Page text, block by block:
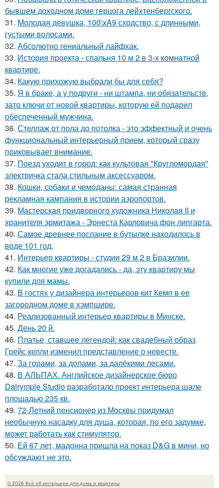
бывшем доходном доме герцога лейхтенбергского.
31. Молодая девушка, 100\xA9 сходство, с длинными,
густыми волосами.
32. Абсолютно гениальный лайфхак.
33. История проекта - спальня 10 м 2 в 3-х комнатной
квартире.
34. Какую прихожую выбрали бы для себя?
35. Я в браке, а у подруги - ни штампа, ни обязательств,
зато ключи от новой квартиры, которую ей подарил
обеспеченный мужчина.
36. Стеллаж от пола до потолка - это эффектный и очень
функциональный интерьерный прием, который сразу
приковывает внимание.
37. Поезд уходит в город: как культовая "Кругломордая"
электричка стала стильным аксессуаром.
38. Кошки, собаки и чемоданы: самая странная
рекламная кампания в истории аэропортов.
39. Мастерская придворного художника Николая II и
хранителя эрмитажа - Эрнеста Карловича фон липгарта.
40. Самое древнее послание в бутылке находилось в
воде 101 год.
41. Интерьер квартиры - студии 29 м 2 в Бразилии.
42. Как многие уже догадались - да, эту квартиру мы
купили для мамы.
43. В гостях у дизайнера интерьеров кит Кемп в ее
загородном доме в хэмпшире.
44. Реализованный интерьер квартиры в Минске.
45. День 20 й.
46. Платье, ставшее легендой: как свадебный образ
Грейс келли изменил представление о невесте.
47. За горами, за долами, за далёкими лесами.
48. В АЛЬПАХ. Английское дизайнерское бюро
Dalrymple Studio разработало проект интерьера шале
площадью 235 кв.
49. 72-Летний пенсионер из Москвы придумал
необычную насадку для душа, которая, по его задумке,
может работать как стимулятор.
50. Ей 67 лет, мадонна пришла на показ D&G в мини, но
обсуждают не это.
© 2026 Всё об интерьере для дома и квартиры